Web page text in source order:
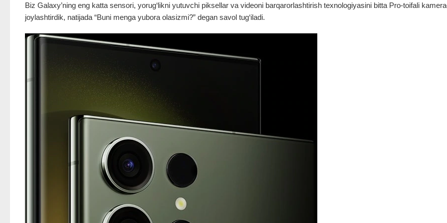
Biz Galaxy’ning eng katta sensori, yorug‘likni yutuvchi piksellar va videoni barqarorlashtirish texnologiyasini bitta Pro-toifali
joylashtirdik, natijada “Buni menga yubora olasizmi?” degan savol tug‘iladi.